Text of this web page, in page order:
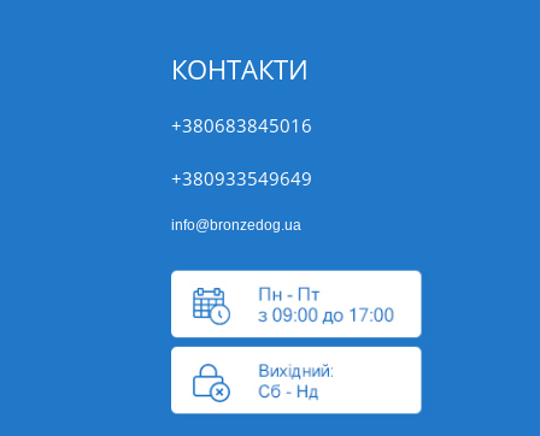
КОНТАКТИ
+380683845016
+380933549649
info@bronzedog.ua